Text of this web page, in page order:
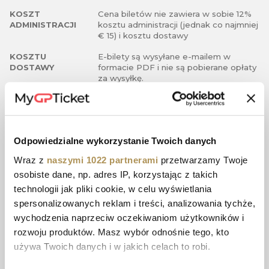
Odpowiedzialne wykorzystanie Twoich danych
Wraz z naszymi 1022 partnerami przetwarzamy Twoje
osobiste dane, np. adres IP, korzystając z takich
technologii jak pliki cookie, w celu wyświetlania
spersonalizowanych reklam i treści, analizowania tychże,
wychodzenia naprzeciw oczekiwaniom użytkowników i
rozwoju produktów. Masz wybór odnośnie tego, kto
używa Twoich danych i w jakich celach to robi.
KOSZT
ADMINISTRACJI
Cena biletów nie zawiera w sobie 12%
kosztu administracji (jednak co najmniej
€ 15) i kosztu dostawy
KOSZTU
DOSTAWY
E-bilety są wysyłane e-mailem w
formacie PDF i nie są pobierane opłaty
za wysyłkę.
Wydrukowane bilety są wysyłane
wysyłkę.
DHL Polska, EU: € 21.50 • DHL reszta
świata: € 30.00
WYSYŁKA BILETÓW
TRYBUNY &
MIEJSCA
STOJĄCE
Bilety na trybuny i miejsca stojące są
wysyłane jako bilety elektroniczne, bez
opłat za dostawę.